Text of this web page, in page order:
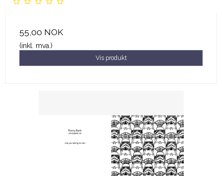
55,00 NOK
(inkl. mva.)
Vis produkt